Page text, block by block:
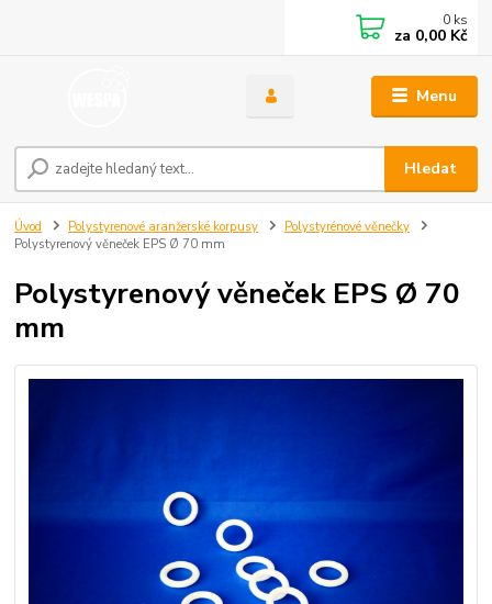
Menu
Hledat
0 ks
za 0,00 Kč
Úvod Polystyrenové aranžerské korpusy
Polystyrénové věnečky
Polystyrenový věneček EPS Ø 70 mm
Polystyrenový věneček EPS Ø 70
mm